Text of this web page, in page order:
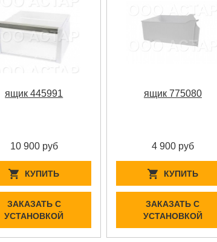
ящик 445991
10 900 руб
КУПИТЬ
ЗАКАЗАТЬ С
УСТАНОВКОЙ
ящик 775080
4 900 руб
КУПИТЬ
ЗАКАЗАТЬ С
УСТАНОВКОЙ